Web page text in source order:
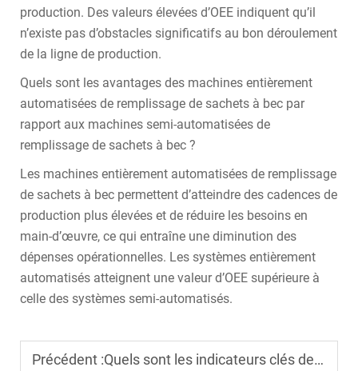
production. Des valeurs élevées d’OEE indiquent qu’il
n’existe pas d’obstacles significatifs au bon déroulement
de la ligne de production.
Quels sont les avantages des machines entièrement
automatisées de remplissage de sachets à bec par
rapport aux machines semi-automatisées de
remplissage de sachets à bec ?
Les machines entièrement automatisées de remplissage
de sachets à bec permettent d’atteindre des cadences de
production plus élevées et de réduire les besoins en
main-d’œuvre, ce qui entraîne une diminution des
dépenses opérationnelles. Les systèmes entièrement
automatisés atteignent une valeur d’OEE supérieure à
celle des systèmes semi-automatisés.
Précédent :Quels sont les indicateurs clés de performance d’une machine de remplissage et de scellage de sachets préformés ?